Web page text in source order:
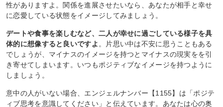
性がありますよ。関係を進展させたいなら、あなたが相手と幸せ
に恋愛している状態をイメージしてみましょう。
デートや食事を楽しむなど、二人が幸せに過ごしている様子を具
体的に想像すると良いですよ 。片思い中は不安に思うこともある
でしょうが、マイナスのイメージを持つとマイナスの現実をを引
き寄せてしまいます。いつもポジティブなイメージを持つように
しましょう。
意中の人がいない場合、エンジェルナンバー【1155】は「ポジテ
ィブ思考を意識してください」と伝えています。あなたは心の奥